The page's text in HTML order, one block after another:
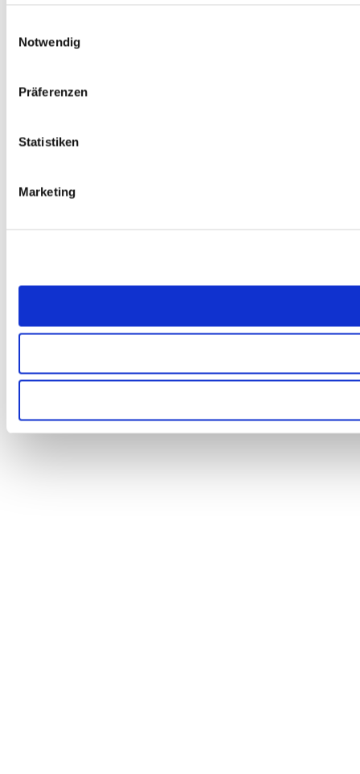
Notwendig
Präferenzen
Statistiken
Marketing